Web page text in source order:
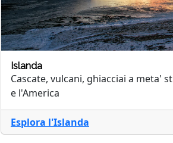
Islanda
Cascate, vulcani, ghiacciai a meta'
e l'America
Esplora l'Islanda